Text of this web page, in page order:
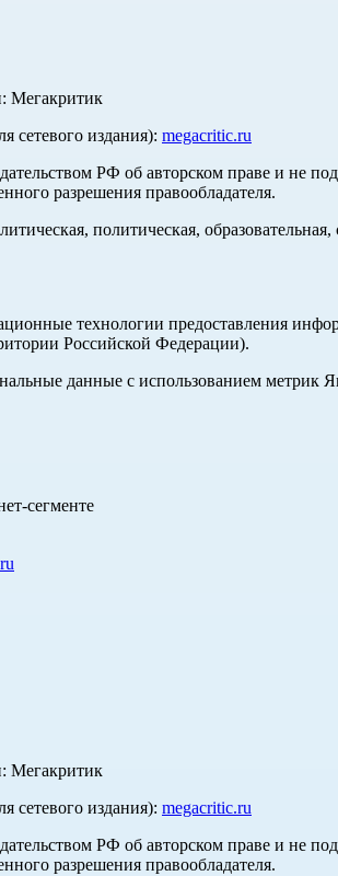
Мегакритик
сетевого издания): megacritic.ru
РФ об авторском праве и не
разрешения правообладателя.
политическая, образовательная,
технологии предоставления
Российской Федерации).
данные с использованием метрик
сегменте
Мегакритик
сетевого издания): megacritic.ru
РФ об авторском праве и не
разрешения правообладателя.